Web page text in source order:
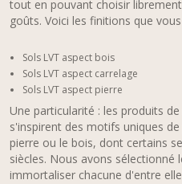
tout en pouvant choisir
goûts. Voici les finitions que
Sols LVT aspect bois
Sols LVT aspect carrelage
Sols LVT aspect pierre
Une particularité : les produits
s'inspirent des motifs uniques
pierre ou le bois, dont certains
siècles. Nous avons sélectionné
immortaliser chacune d'entre